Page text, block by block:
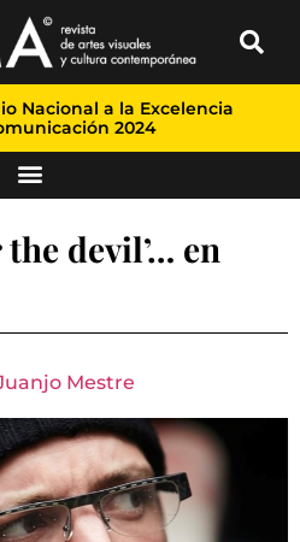
Nacional a la Excelencia
2024
devil’… en
Mestre